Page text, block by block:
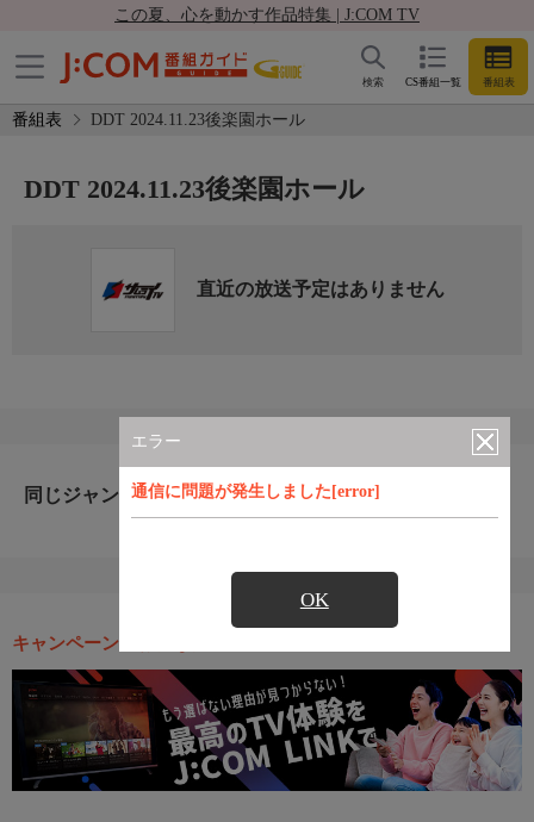
この夏、心を動かす作品特集 | J:COM TV
CS番組一覧 番組表
検索
番組表 DDT 2024.11.23後楽園ホール
エラー
通信に問題が発生しました[error]
OK
DDT 2024.11.23後楽園ホール
直近の放送予定はありません
同じジャンルのおすすめ番組
キャンペーン・お得な情報